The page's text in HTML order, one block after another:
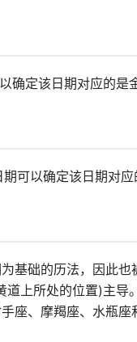
定该日期对应的是
可以确定该日期对应
基础的历法，因此
上所处的位置)主导
座、摩羯座、水瓶座